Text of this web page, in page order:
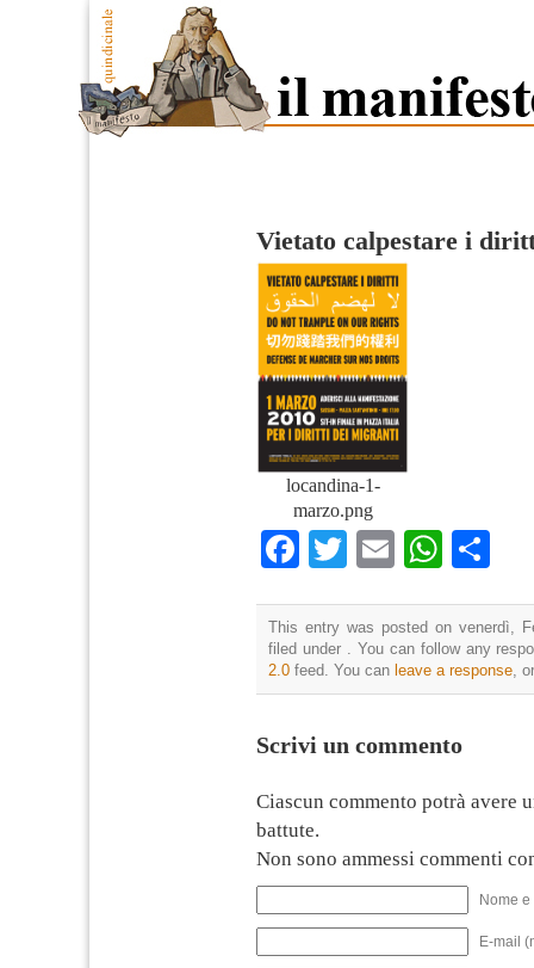
Vietato calpestare i
locandina-1-
marzo.png
Facebook
TwitterEmail
This entry was posted on venerdì,
filed under . You can follow any
2.0 feed. You can leave a response,
Scrivi un commento
Ciascun commento potrà avere
battute.
Non sono ammessi commenti
Nome
E-mail